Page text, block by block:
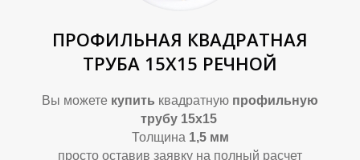
ПРОФИЛЬНАЯ КВАДРАТНАЯ
ТРУБА 15Х15 РЕЧНОЙ
Вы можете купить квадратную профильную
трубу 15х15
Толщина 1,5 мм
просто оставив заявку на полный расчет